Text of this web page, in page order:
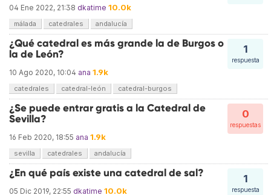
04 Ene 2022, 21:38 dkatime 10.0k
málada catedrales andalucía
1
respuesta
¿Qué catedral es más grande la de Burgos o
la de León?
10 Ago 2020, 10:04 ana 1.9k
catedrales catedral-león catedral-burgos
0
respuestas
¿Se puede entrar gratis a la Catedral de
Sevilla?
16 Feb 2020, 18:55 ana 1.9k
sevilla catedrales andalucía
1
respuesta
¿En qué país existe una catedral de sal?
05 Dic 2019, 22:55 dkatime 10.0k